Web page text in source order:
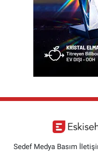
Sedef Medya Basım